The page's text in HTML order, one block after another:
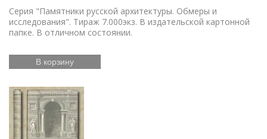
Серия "Памятники русской архитектуры. Обмеры и
исследования". Тираж 7.000экз. В издательской картонной
папке. В отличном состоянии.
В корзину